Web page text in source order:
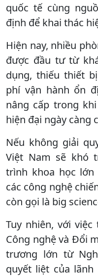
quốc tế cùng
định để khai thác
Hiện nay, nhiều
được đầu tư từ
dụng, thiếu thiết
phí vận hành ổn
nâng cấp trong
hiện đại ngày càng
Nếu không giải
Việt Nam sẽ khó
trình khoa học
các công nghệ
còn gọi là big
Tuy nhiên, với
Công nghệ và Đổi
trương lớn từ
quyết liệt của